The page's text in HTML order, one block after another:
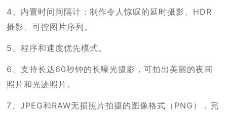
4、内置时间间隔计：制作令人惊叹的延时摄影、HDR
摄影、可控图片序列。
5、程序和速度优先模式。
6、支持长达60秒钟的长曝光摄影，可拍出美丽的夜间
照片和光迹照片。
7、JPEG和RAW无损照片拍摄的图像格式（PNG），完